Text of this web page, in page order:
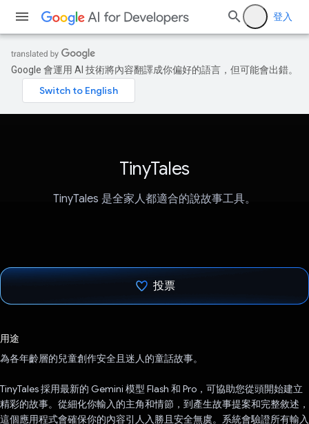
登入
Google 會運用 AI 技術將內容翻譯成你偏好的語言，但可能會出錯。
TinyTales
TinyTales 是全家人都適合的說故事工具。
投票
用途
為各年齡層的兒童創作安全且迷人的童話故事。
TinyTales 採用最新的 Gemini 模型 Flash 和 Pro，可協助您從頭開始建立
精彩的故事。從細化你輸入的主角和情節，到產生故事提案和完整敘述，
這個應用程式會確保你的內容引人入勝且安全無虞。系統會驗證所有輸入